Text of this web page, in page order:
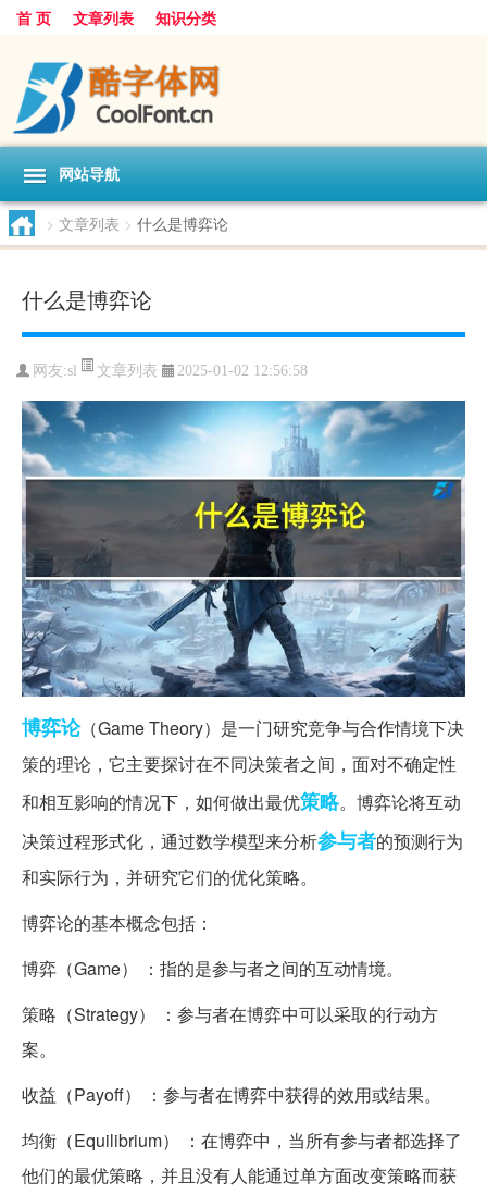
首 页 文章列表 知识分类
网站导航
> 文章列表 > 什么是博弈论
什么是博弈论
网友:sl 文章列表 2025-01-02 12:56:58
博弈论（Game Theory）是一门研究竞争与合作情境下决
策的理论，它主要探讨在不同决策者之间，面对不确定性
和相互影响的情况下，如何做出最优策略。博弈论将互动
决策过程形式化，通过数学模型来分析参与者的预测行为
和实际行为，并研究它们的优化策略。
博弈论的基本概念包括：
博弈（Game） ：指的是参与者之间的互动情境。
策略（Strategy） ：参与者在博弈中可以采取的行动方
案。
收益（Payoff） ：参与者在博弈中获得的效用或结果。
均衡（Equilibrium） ：在博弈中，当所有参与者都选择了
他们的最优策略，并且没有人能通过单方面改变策略而获